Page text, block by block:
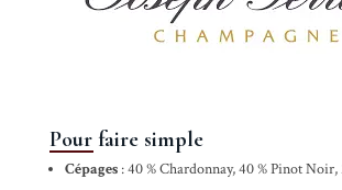
Pour faire simple
Cépages: 40 % Chardonnay, 40 % Pinot